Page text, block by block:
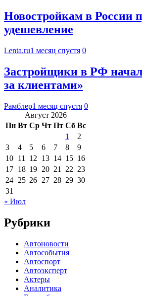
Новостройкам в России
удешевление
Lenta.ru1 месяц спустя 0
Застройщики в РФ
за клиентами»
Рамблер1 месяц спустя 0
Август 2026
Пн Вт Ср Чт Пт Сб Вс
1
2
3
4 5 6 7 8
9
10 11 12 13 14 15 16
17 18 19 20 21 22 23
24 25 26 27 28 29 30
31
« Июл
Рубрики
Автоновости
Автособытия
Автоспорт
Автоэксперт
Актеры
Аналитика